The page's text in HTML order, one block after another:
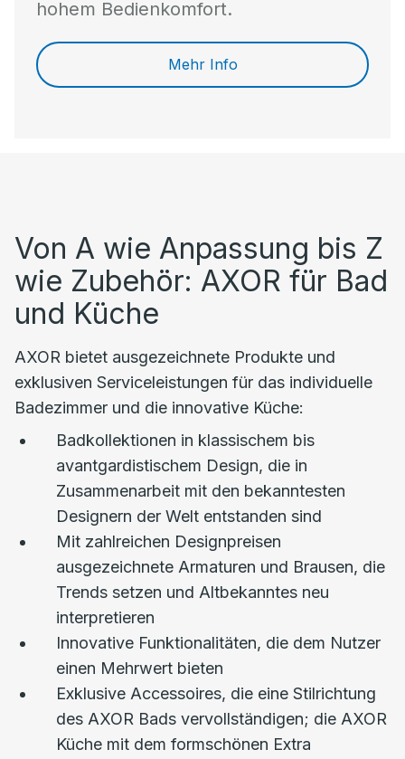
hohem Bedienkomfort.
Mehr Info
Von A wie Anpassung bis Z
wie Zubehör: AXOR für Bad
und Küche
AXOR bietet ausgezeichnete Produkte und
exklusiven Serviceleistungen für das individuelle
Badezimmer und die innovative Küche:
Badkollektionen in klassischem bis
avantgardistischem Design, die in
Zusammenarbeit mit den bekanntesten
Designern der Welt entstanden sind
Mit zahlreichen Designpreisen
ausgezeichnete Armaturen und Brausen, die
Trends setzen und Altbekanntes neu
interpretieren
Innovative Funktionalitäten, die dem Nutzer
einen Mehrwert bieten
Exklusive Accessoires, die eine Stilrichtung
des AXOR Bads vervollständigen; die AXOR
Küche mit dem formschönen Extra